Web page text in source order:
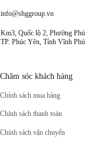
info@shggroup.vn
Km3, Quốc lộ 2, Phường
TP. Phúc Yên, Tỉnh Vĩnh
Chăm sóc khách hàng
Chính sách mua hàng
Chính sách thanh toán
Chính sách vận chuyển